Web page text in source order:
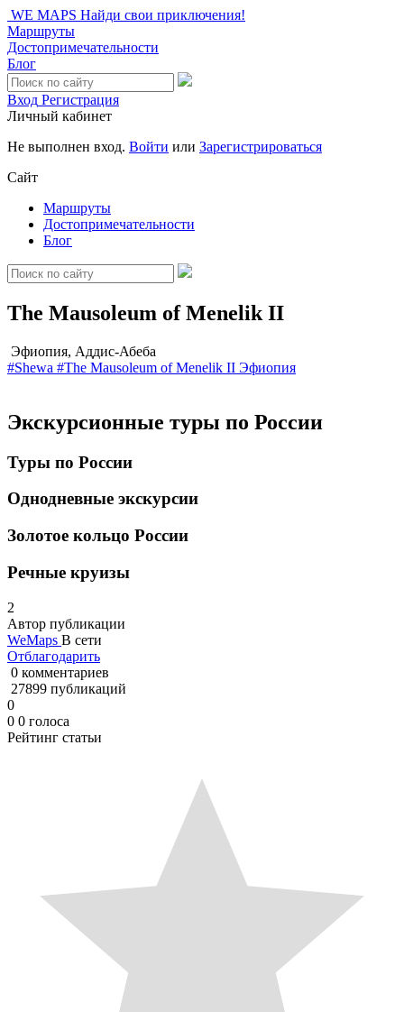
WE MAPS Найди свои приключения!
Маршруты
Достопримечательности
Блог
Вход Регистрация
Личный кабинет
Не выполнен вход. Войти или Зарегистрироваться
Сайт
Маршруты
Достопримечательности
Блог
The Mausoleum of Menelik II
Эфиопия, Аддис-Абеба
#Shewa #The Mausoleum of Menelik II Эфиопия
Экскурсионные туры по России
Туры по России
Однодневные экскурсии
Золотое кольцо России
Речные круизы
2
Автор публикации
WeMaps В сети
Отблагодарить
0 комментариев
27899 публикаций
0
0 0 голоса
Рейтинг статьи